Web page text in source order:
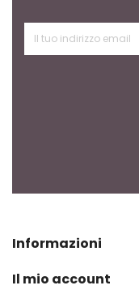
Informazioni
Il mio account